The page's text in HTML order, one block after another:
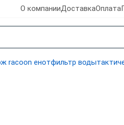
О компанииДоставкаОплата
racoon енотфильтр воды